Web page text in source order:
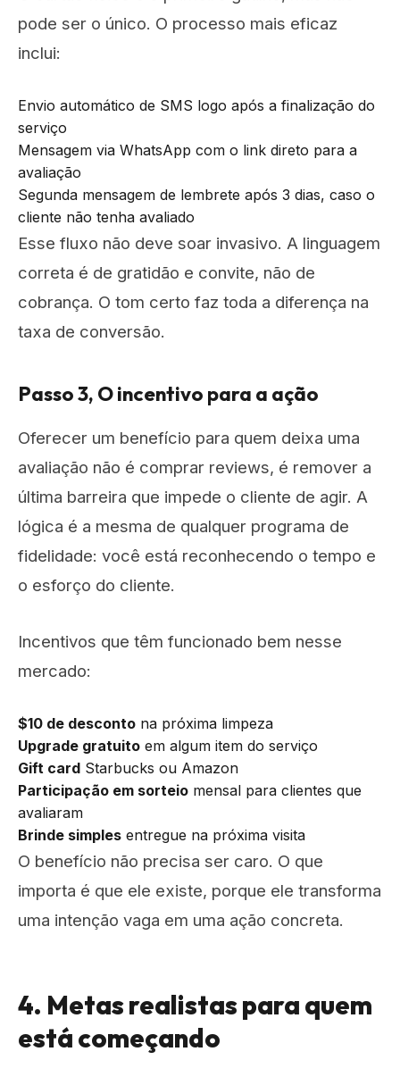
pode ser o único. O processo mais eficaz
inclui:
Envio automático de SMS logo após a finalização do
serviço
Mensagem via WhatsApp com o link direto para a
avaliação
Segunda mensagem de lembrete após 3 dias, caso o
cliente não tenha avaliado
Esse fluxo não deve soar invasivo. A linguagem
correta é de gratidão e convite, não de
cobrança. O tom certo faz toda a diferença na
taxa de conversão.
Passo 3, O incentivo para a ação
Oferecer um benefício para quem deixa uma
avaliação não é comprar reviews, é remover a
última barreira que impede o cliente de agir. A
lógica é a mesma de qualquer programa de
fidelidade: você está reconhecendo o tempo e
o esforço do cliente.
Incentivos que têm funcionado bem nesse
mercado:
$10 de desconto na próxima limpeza
Upgrade gratuito em algum item do serviço
Gift card Starbucks ou Amazon
Participação em sorteio mensal para clientes que
avaliaram
Brinde simples entregue na próxima visita
O benefício não precisa ser caro. O que
importa é que ele existe, porque ele transforma
uma intenção vaga em uma ação concreta.
4. Metas realistas para quem
está começando